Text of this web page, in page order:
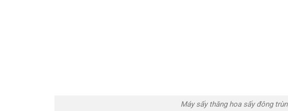
Máy sấy thăng hoa sấy đông